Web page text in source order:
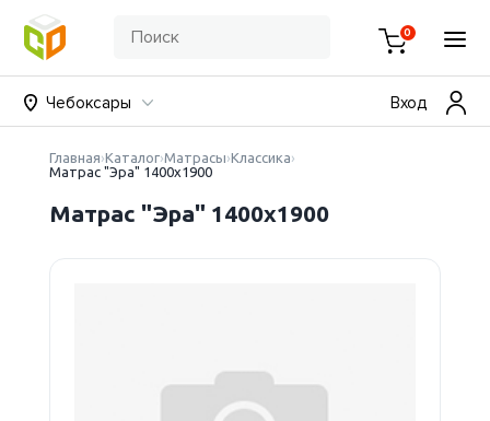
0
Чебоксары Вход
Главная Каталог Матрасы Классика
Матрас "Эра" 1400х1900
Матрас "Эра" 1400х1900